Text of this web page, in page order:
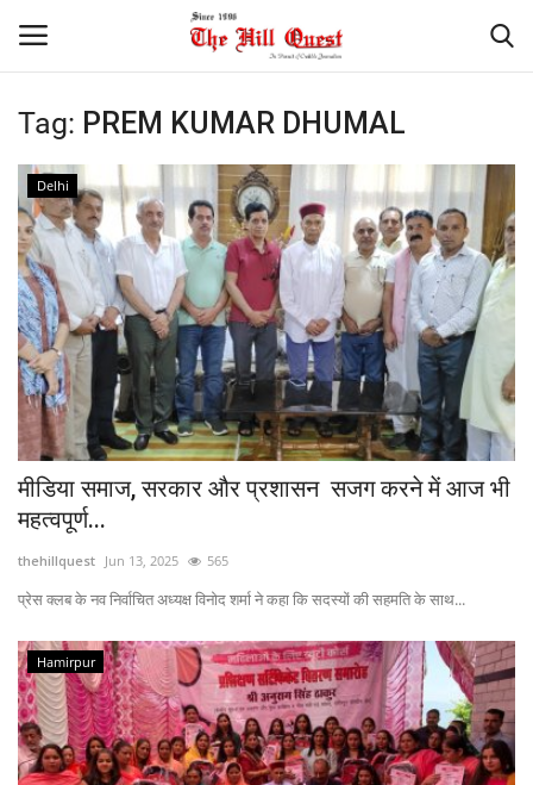
Login Register
Home
Contact
National
Himachal
Sports
Gallery
Enquiry
Tag: PREM KUMAR DHUMAL
Delhi
मीडिया समाज, सरकार और प्रशासन सजग करने में आज भी
महत्वपूर्ण...
thehillquest Jun 13, 2025 565
प्रेस क्लब के नव निर्वाचित अध्यक्ष विनोद शर्मा ने कहा कि सदस्यों की सहमति के साथ...
Hamirpur